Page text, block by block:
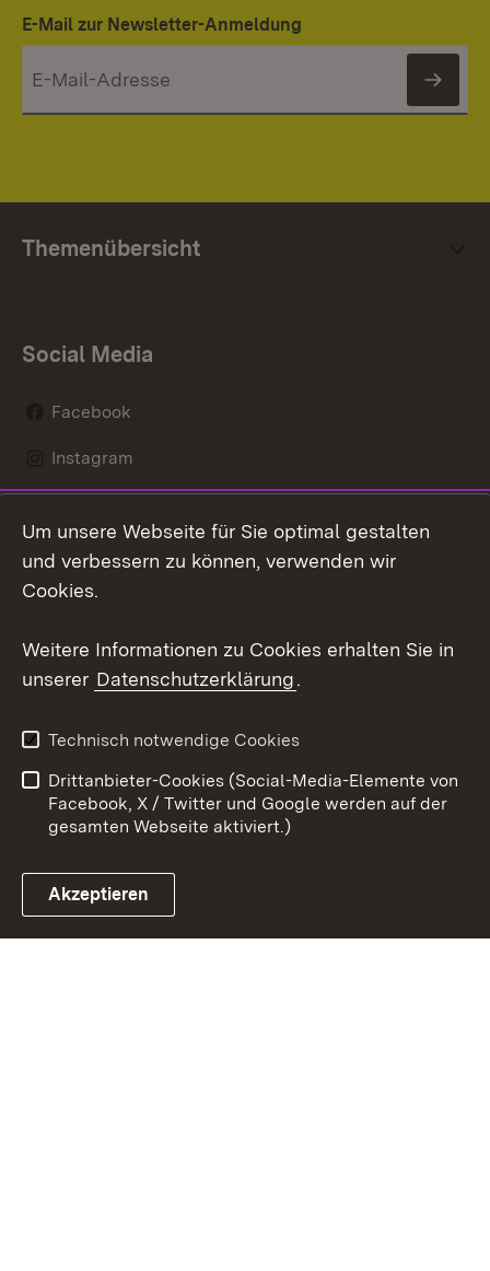
E-Mail zur Newsletter-Anmeldung
Themenübersicht
Social Media
Facebook
Instagram
Mastodon
Youtube
Link zum Landesportal
Kontakt
Datenschutz
Barrierefreiheit
Impressum Cookies
Um unsere Webseite für Sie optimal gestalten
und verbessern zu können, verwenden wir
Cookies.
Weitere Informationen zu Cookies erhalten Sie in
unserer Datenschutzerklärung.
Technisch notwendige Cookies
Drittanbieter-Cookies (Social-Media-Elemente von
Facebook, X / Twitter und Google werden auf der
gesamten Webseite aktiviert.)
Akzeptieren